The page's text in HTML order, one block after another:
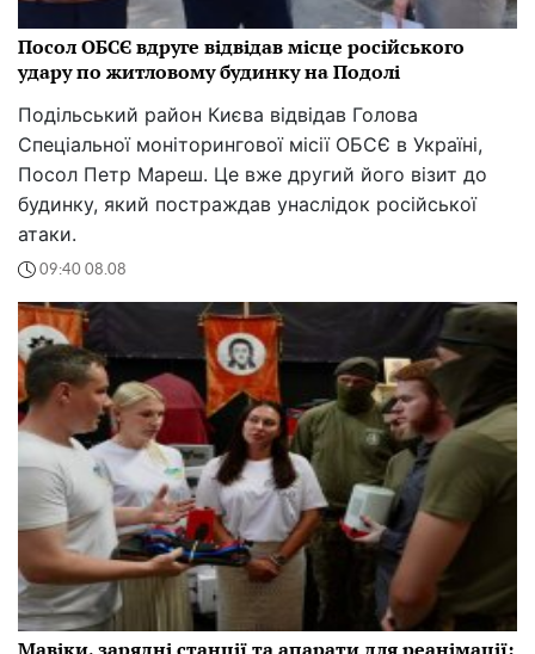
Посол ОБСЄ вдруге відвідав місце російського
удару по житловому будинку на Подолі
Подільський район Києва відвідав Голова
Спеціальної моніторингової місії ОБСЄ в Україні,
Посол Петр Мареш. Це вже другий його візит до
будинку, який постраждав унаслідок російської
атаки.
09:40 08.08